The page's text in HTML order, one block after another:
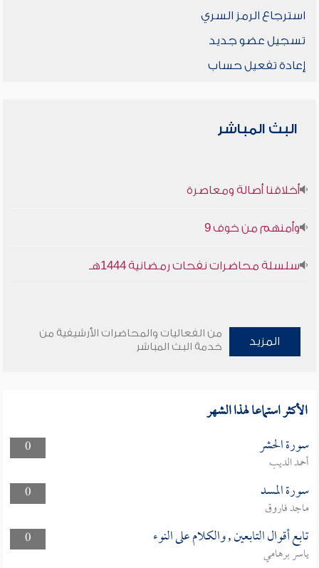
استرجاع الرمز السري
تسجيل عضو جديد
إعادة تفعيل حساب
البث المباشر
أخلاقنا أصالة ومعاصرة
وأمنهم من خوف 9
سلسلة محاضرات نفحات رمضانية 1444هـ
المزيد
من الفعاليات والمحاضرات الأرشيفية من
خدمة البث المباشر
الأكثر استماعا لهذا الشهر
0 سورة الحشر
أحمد الديب
0
سورة المسد
ماجد فاروق
0
تابع أقوال التابعين , والكلام على النوء
ياسر برهامي